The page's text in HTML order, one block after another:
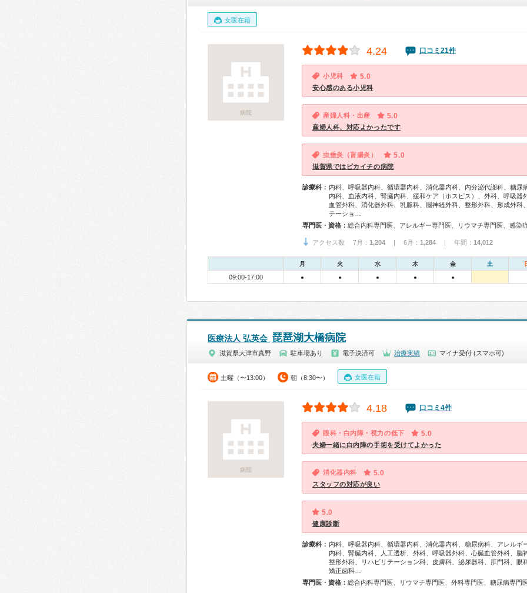
女医在籍
病院
4.24 口コミ21件
小児科 5.0
安心感のある小児科
産婦人科・出産 5.0
産婦人科、対応よかったです
虫垂炎（盲腸炎） 5.0
滋賀県ではピカイチの病院
診療科： 内科、呼吸器内科、循環器内科、消化器内科、内分泌代謝科、糖尿
内科、血液内科、腎臓内科、緩和ケア（ホスピス）、外科、呼吸器
血管外科、消化器外科、乳腺科、脳神経外科、整形外科、形成外科
テーショ…
専門医・資格：
アクセス数 7月： 1,204 | 6月： 1,284 | 年間： 14,012
月 火 水 木 金 土
09:00-17:00 ● ● ● ● ●
医療法人 弘英会 琵琶湖大橋病院
滋賀県大津市真野 駐車場あり 電子決済可 治療実績 マイナ受付 (スマホ可)
土曜（〜13:00） 朝（8:30〜） 女医在籍
病院
4.18 口コミ4件
眼科・白内障・視力の低下 5.0
夫婦一緒に白内障の手術を受けてよかった
消化器内科 5.0
スタッフの対応が良い
5.0
健康診断
診療科： 内科、呼吸器内科、循環器内科、消化器内科、糖尿病科、アレルギ
内科、腎臓内科、人工透析、外科、呼吸器外科、心臓血管外科、脳
整形外科、リハビリテーション科、皮膚科、泌尿器科、肛門科、眼
矯正歯科…
専門医・資格：